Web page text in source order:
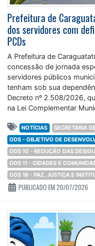
Prefeitura de
dos servidores com
PCDs
A Prefeitura de
concessão de jornada
servidores públicos
tenham sob sua
Decreto nº 2.508/2026,
na Lei Complementar
NOTÍCIAS
SECRETARIA
ODS - OBJETIVO DE
ODS 10 - REDUÇÃO DAS
ODS 11 - CIDADES E
ODS 16 - PAZ, JUSTIÇA E
PUBLICADO EM 20/07/2026